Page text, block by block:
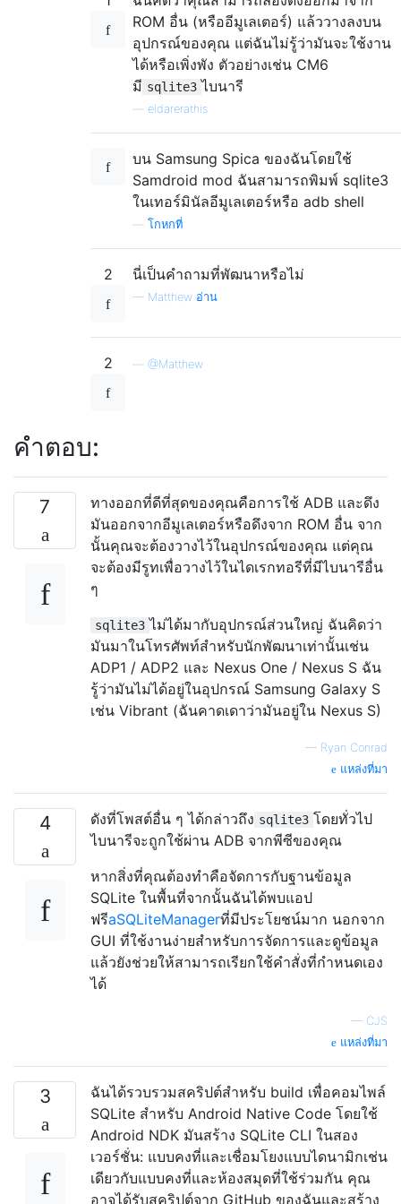
ROM อื่น (หรืออีมูเลเตอร์) แล้ววางลงบน
อุปกรณ์ของคุณ แต่ฉันไม่รู้ว่ามันจะใช้งาน
ได้หรือเพิ่งพัง ตัวอย่างเช่น CM6
มี sqlite3 ไบนารี
eldarerathis
บน Samsung Spica ของฉันโดยใช้
Samdroid mod ฉันสามารถพิมพ์ sqlite3
ในเทอร์มินัลอีมูเลเตอร์หรือ adb shell
โกหกที่
2 นี่เป็นคำถามที่พัฒนาหรือไม่
— Matthew อ่าน
2 @Matthew
คำตอบ:
7
ทางออกที่ดีที่สุดของคุณคือการใช้ ADB และดึง
มันออกจากอีมูเลเตอร์หรือดึงจาก ROM อื่น จาก
นั้นคุณจะต้องวางไว้ในอุปกรณ์ของคุณ แต่คุณ
จะต้องมีรูทเพื่อวางไว้ในไดเรกทอรีที่มีไบนารีอื่น
ๆ
sqlite3 ไม่ได้มากับอุปกรณ์ส่วนใหญ่ ฉันคิดว่า
มันมาในโทรศัพท์สำหรับนักพัฒนาเท่านั้นเช่น
ADP1 / ADP2 และ Nexus One / Nexus S ฉัน
รู้ว่ามันไม่ได้อยู่ในอุปกรณ์ Samsung Galaxy S
เช่น Vibrant (ฉันคาดเดาว่ามันอยู่ใน Nexus S)
— Ryan Conrad
แหล่งที่มา
4 ดังที่โพสต์อื่น ๆ ได้กล่าวถึง sqlite3 โดยทั่วไป
ไบนารีจะถูกใช้ผ่าน ADB จากพีซีของคุณ
หากสิ่งที่คุณต้องทำคือจัดการกับฐานข้อมูล
SQLite ในพื้นที่จากนั้นฉันได้พบแอป
ฟรีaSQLiteManagerที่มีประโยชน์มาก นอกจาก
GUI ที่ใช้งานง่ายสำหรับการจัดการและดูข้อมูล
แล้วยังช่วยให้สามารถเรียกใช้คำสั่งที่กำหนดเอง
ได้
— CJS
แหล่งที่มา
3
ฉันได้รวบรวมสคริปต์สำหรับ build เพื่อคอมไพล์
SQLite สำหรับ Android Native Code โดยใช้
Android NDK มันสร้าง SQLite CLI ในสอง
เวอร์ชั่น: แบบคงที่และเชื่อมโยงแบบไดนามิกเช่น
เดียวกับแบบคงที่และห้องสมุดที่ใช้ร่วมกัน คุณ
อาจได้รับสคริปต์จาก GitHub ของฉันและสร้าง